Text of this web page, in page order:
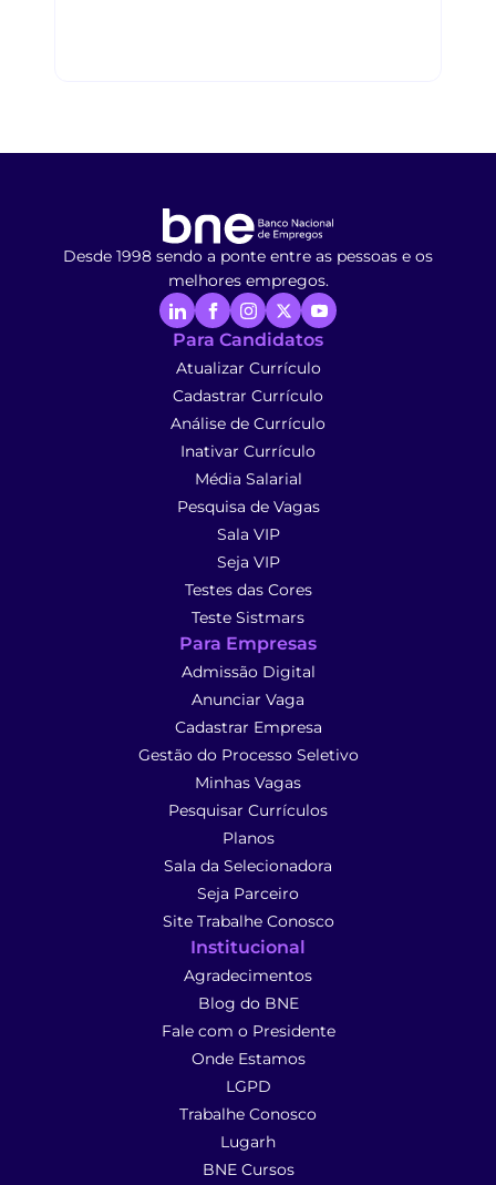
Desde 1998 sendo a ponte entre as pessoas e os
melhores empregos.
Para Candidatos
Atualizar Currículo
Cadastrar Currículo
Análise de Currículo
Inativar Currículo
Média Salarial
Pesquisa de Vagas
Sala VIP
Seja VIP
Testes das Cores
Teste Sistmars
Para Empresas
Admissão Digital
Anunciar Vaga
Cadastrar Empresa
Gestão do Processo Seletivo
Minhas Vagas
Pesquisar Currículos
Planos
Sala da Selecionadora
Seja Parceiro
Site Trabalhe Conosco
Institucional
Agradecimentos
Blog do BNE
Fale com o Presidente
Onde Estamos
LGPD
Trabalhe Conosco
Lugarh
BNE Cursos